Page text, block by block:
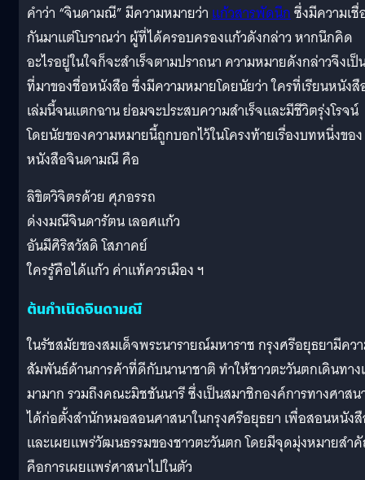
คำว่า “จินดามณี” มีความหมายว่าแก้วสารพัดนึกซึ่งมีความเชื่
กันมาแต่โบราณว่า ผู้ที่ได้ครอบครองแก้วดังกล่าว หากนึกคิด
อะไรอยู่ในใจก็จะสำเร็จตามปราถนา ความหมายดังกล่าวจึงเป็
ที่มาของชื่อหนังสือ ซึ่งมีความหมายโดยนัยว่า ใครที่เรียนหนังสื
เล่มนี้จนแตกฉาน ย่อมจะประสบความสำเร็จและมีชีวิตรุ่งโรจน์
โดยนัยของความหมายนี้ถูกบอกไว้ในโครงท้ายเรื่องบทหนึ่งของ
หนังสือจินดามณี คือ
ลิขิตวิจิตรด้วย ศุภอรรถ
ด่งงมณีจินดารัตน เลอศแก้ว
อันมีศิริสวัสดิ โสภาคย์
ใครรู้คือได้แก้ว ค่าแท้ควรเมือง ฯ
ต้นกำเนิดจินดามณี
ในรัชสมัยของสมเด็จพระนารายณ์มหาราช กรุงศรีอยุธยามีคว
สัมพันธ์ด้านการค้าที่ดีกับนานาชาติ ทำให้ชาวตะวันตกเดินทาง
มามาก รวมถึงคณะมิชชันนารี ซึ่งเป็นสมาชิกองค์การทางศาส
ได้ก่อตั้งสำนักหมอสอนศาสนาในกรุงศรีอยุธยา เพื่อสอนหนัง
และเผยแพร่วัฒนธรรมของชาวตะวันตก โดยมีจุดมุ่งหมายสำ
คือการเผยแพร่ศาสนาไปในตัว